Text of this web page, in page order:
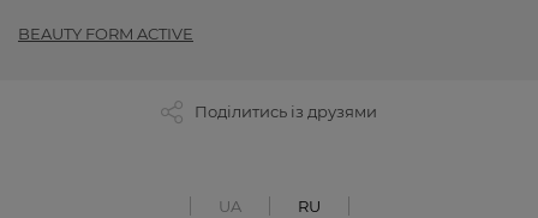
BEAUTY FORM ACTIVE
Поділитись із друзями
UA RU